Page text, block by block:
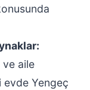
ve aile
evde Yengeç